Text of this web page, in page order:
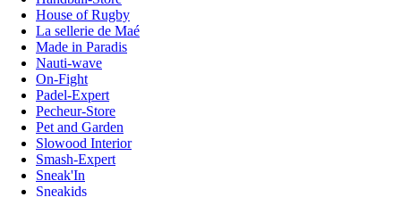
House of Rugby
La sellerie de Maé
Made in Paradis
Nauti-wave
On-Fight
Padel-Expert
Pecheur-Store
Pet and Garden
Slowood Interior
Smash-Expert
Sneak'In
Sneakids